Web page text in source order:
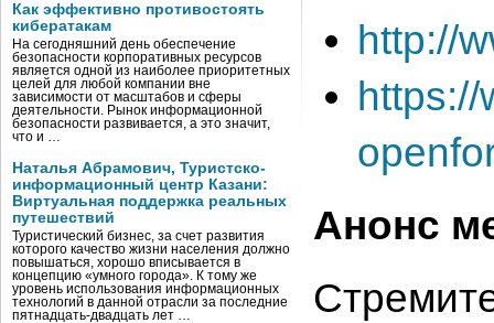
Как эффективно противостоять
кибератакам
На сегодняшний день обеспечение
безопасности корпоративных ресурсов
является одной из наиболее приоритетных
целей для любой компании вне
зависимости от масштабов и сферы
деятельности. Рынок информационной
безопасности развивается, а это значит,
что и …
Наталья Абрамович, Туристско-
информационный центр Казани:
Виртуальная поддержка реальных
путешествий
Туристический бизнес, за счет развития
которого качество жизни населения должно
повышаться, хорошо вписывается в
концепцию «умного города». К тому же
уровень использования информационных
технологий в данной отрасли за последние
пятнадцать-двадцать лет …
http://
https://
Анонс